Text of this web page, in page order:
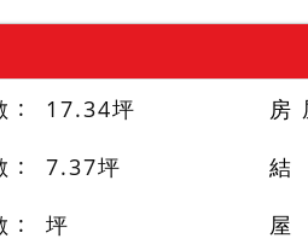
17.34坪
7.37坪
坪
房